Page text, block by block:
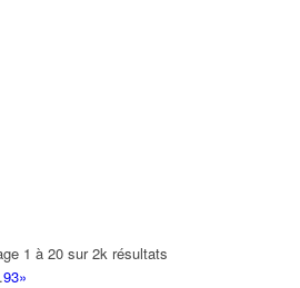
TOUFIK
Georges Gershwin 93420 VILLEPINTE
1 à 20 sur 2k résultats
93»